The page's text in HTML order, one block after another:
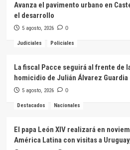
Avanza el pavimento urbano en
el desarrollo
5 agosto, 2026 0
Judiciales Policiales
La fiscal Pacce seguirá al frente de
homicidio de Julián Álvarez Guardia
5 agosto, 2026 0
Destacados Nacionales
El papa León XIV realizará en
América Latina con visitas a